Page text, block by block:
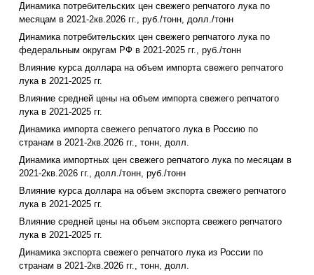
Динамика потребительских цен свежего репчатого лука по
месяцам в 2021-2кв.2026 гг., руб./тонн, долл./тонн
Динамика потребительских цен свежего репчатого лука по
федеральным округам РФ в 2021-2025 гг., руб./тонн
Влияние курса доллара на объем импорта свежего репчатого
лука в 2021-2025 гг.
Влияние средней цены на объем импорта свежего репчатого
лука в 2021-2025 гг.
Динамика импорта свежего репчатого лука в Россию по
странам в 2021-2кв.2026 гг., тонн, долл.
Динамика импортных цен свежего репчатого лука по месяцам в
2021-2кв.2026 гг., долл./тонн, руб./тонн
Влияние курса доллара на объем экспорта свежего репчатого
лука в 2021-2025 гг.
Влияние средней цены на объем экспорта свежего репчатого
лука в 2021-2025 гг.
Динамика экспорта свежего репчатого лука из России по
странам в 2021-2кв.2026 гг., тонн, долл.